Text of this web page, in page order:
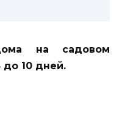
на садовом
до 10 дней.